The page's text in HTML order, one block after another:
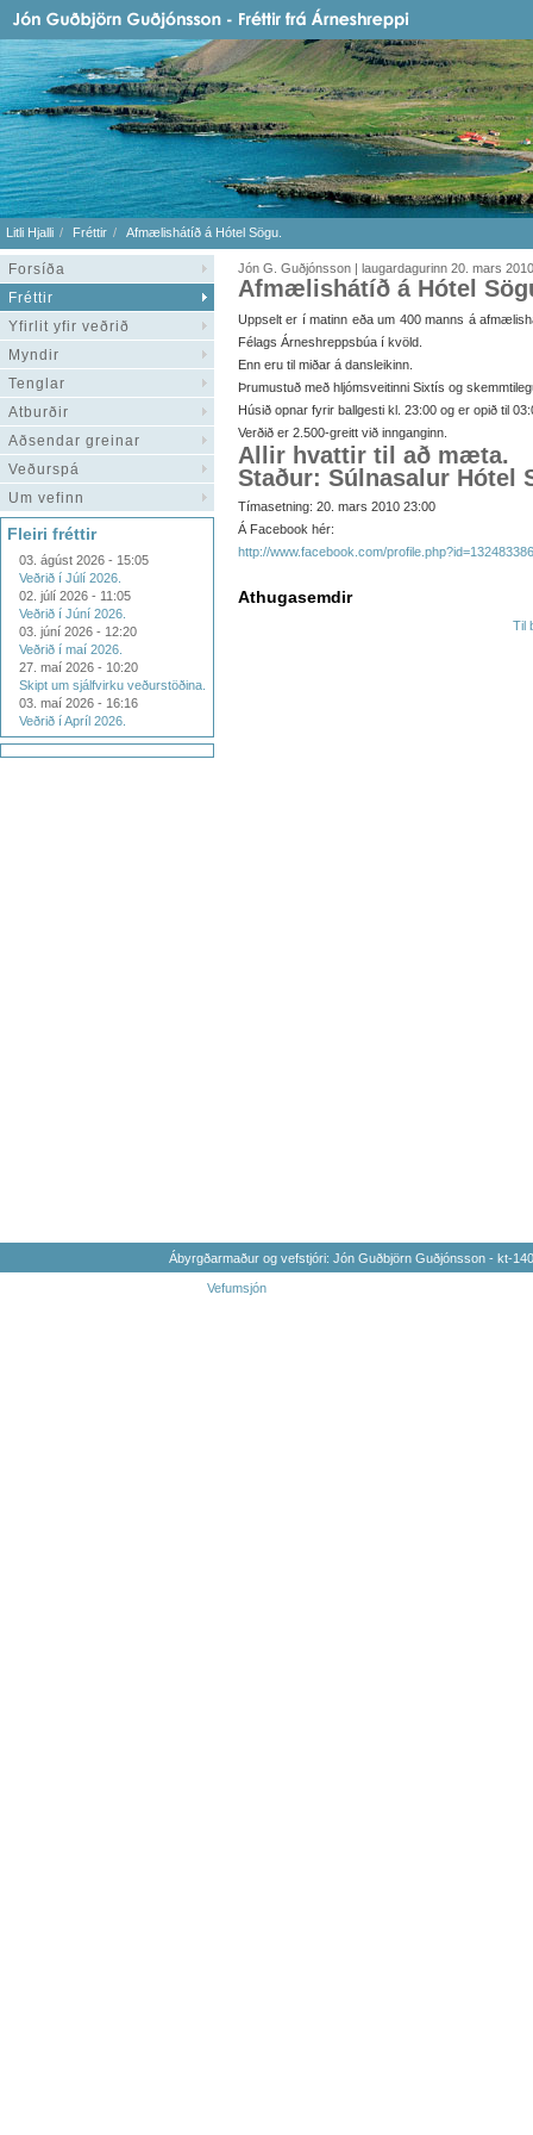
Litli Hjalli Fréttir Afmælishátíð á Hótel Sögu.
Forsíða
Fréttir
Yfirlit yfir veðrið
Myndir
Tenglar
Atburðir
Aðsendar greinar
Veðurspá
Um vefinn
Fleiri fréttir
03. ágúst 2026 - 15:05
Veðrið í Júlí 2026.
02. júlí 2026 - 11:05
Veðrið í Júní 2026.
03. júní 2026 - 12:20
Veðrið í maí 2026.
27. maí 2026 - 10:20
Skipt um sjálfvirku veðurstöðina.
03. maí 2026 - 16:16
Veðrið í Apríl 2026.
Jón G. Guðjónsson | laugardagurinn 20. mars 2010
Afmælishátíð á Hótel
Uppselt er í matinn eða um 400 manns á
Félags Árneshreppsbúa í kvöld.
Enn eru til miðar á dansleikinn.
Þrumustuð með hljómsveitinni Sixtís og
Húsið opnar fyrir ballgesti kl. 23:00 og er opið til
Verðið er 2.500-greitt við innganginn.
Allir hvattir til að mæta.
Staður: Súlnasalur Hótel
Tímasetning: 20. mars 2010 23:00
Á Facebook hér:
http://www.facebook.com/
Athugasemdir
Til
Ábyrgðarmaður og vefstjóri: Jón Guðbjörn Guðjónsson - kt-
Vefumsjón